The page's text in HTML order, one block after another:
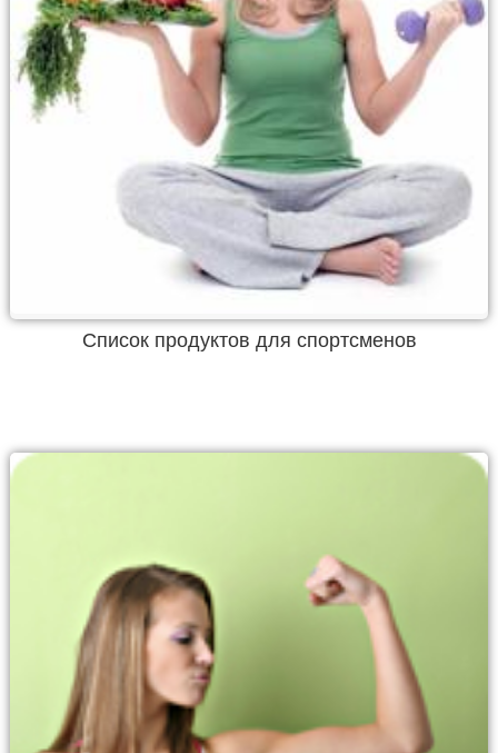
Список продуктов для спортсменов